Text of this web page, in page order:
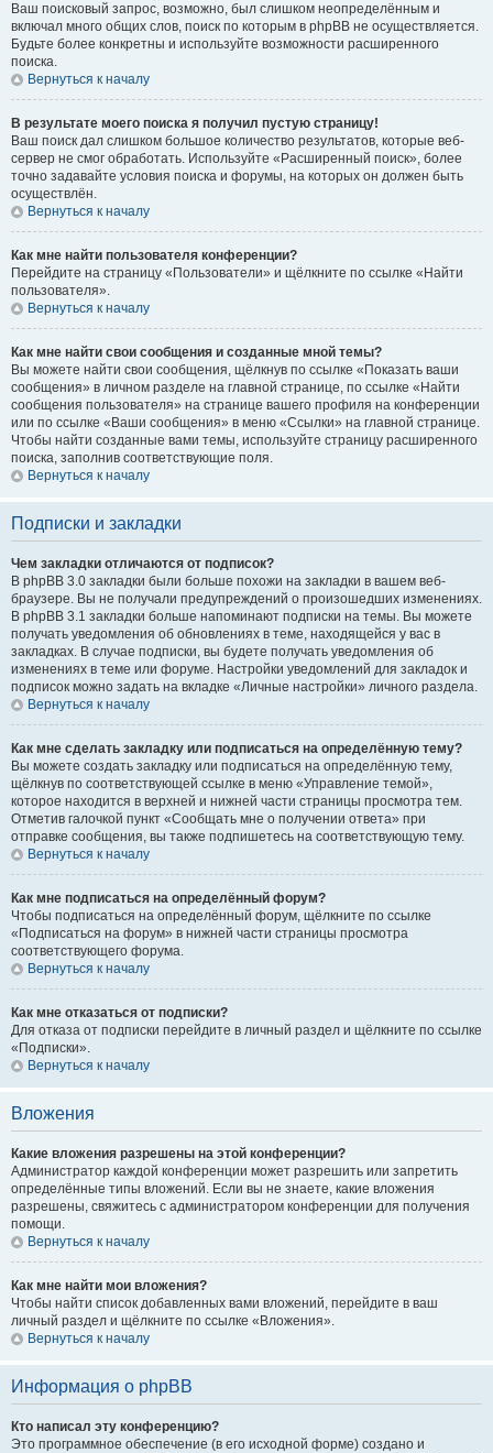
Ваш поисковый запрос, возможно, был слишком неопределённым и
включал много общих слов, поиск по которым в phpBB не осуществляется.
Будьте более конкретны и используйте возможности расширенного
поиска.
Вернуться к началу
В результате моего поиска я получил пустую страницу!
Ваш поиск дал слишком большое количество результатов, которые веб-
сервер не смог обработать. Используйте «Расширенный поиск», более
точно задавайте условия поиска и форумы, на которых он должен быть
осуществлён.
Вернуться к началу
Как мне найти пользователя конференции?
Перейдите на страницу «Пользователи» и щёлкните по ссылке «Найти
пользователя».
Вернуться к началу
Как мне найти свои сообщения и созданные мной темы?
Вы можете найти свои сообщения, щёлкнув по ссылке «Показать ваши
сообщения» в личном разделе на главной странице, по ссылке «Найти
сообщения пользователя» на странице вашего профиля на конференции
или по ссылке «Ваши сообщения» в меню «Ссылки» на главной странице.
Чтобы найти созданные вами темы, используйте страницу расширенного
поиска, заполнив соответствующие поля.
Вернуться к началу
Подписки и закладки
Чем закладки отличаются от подписок?
В phpBB 3.0 закладки были больше похожи на закладки в вашем веб-
браузере. Вы не получали предупреждений о произошедших изменениях.
В phpBB 3.1 закладки больше напоминают подписки на темы. Вы можете
получать уведомления об обновлениях в теме, находящейся у вас в
закладках. В случае подписки, вы будете получать уведомления об
изменениях в теме или форуме. Настройки уведомлений для закладок и
подписок можно задать на вкладке «Личные настройки» личного раздела.
Вернуться к началу
Как мне сделать закладку или подписаться на определённую тему?
Вы можете создать закладку или подписаться на определённую тему,
щёлкнув по соответствующей ссылке в меню «Управление темой»,
которое находится в верхней и нижней части страницы просмотра тем.
Отметив галочкой пункт «Сообщать мне о получении ответа» при
отправке сообщения, вы также подпишетесь на соответствующую тему.
Вернуться к началу
Как мне подписаться на определённый форум?
Чтобы подписаться на определённый форум, щёлкните по ссылке
«Подписаться на форум» в нижней части страницы просмотра
соответствующего форума.
Вернуться к началу
Как мне отказаться от подписки?
Для отказа от подписки перейдите в личный раздел и щёлкните по ссылке
«Подписки».
Вернуться к началу
Вложения
Какие вложения разрешены на этой конференции?
Администратор каждой конференции может разрешить или запретить
определённые типы вложений. Если вы не знаете, какие вложения
разрешены, свяжитесь с администратором конференции для получения
помощи.
Вернуться к началу
Как мне найти мои вложения?
Чтобы найти список добавленных вами вложений, перейдите в ваш
личный раздел и щёлкните по ссылке «Вложения».
Вернуться к началу
Информация о phpBB
Кто написал эту конференцию?
Это программное обеспечение (в его исходной форме) создано и